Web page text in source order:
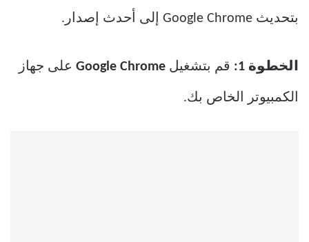
بتحديث Google Chrome إلى أحدث إصدار.
الخطوة 1: قم بتشغيل Google Chrome على جهاز
الكمبيوتر الخاص بك.